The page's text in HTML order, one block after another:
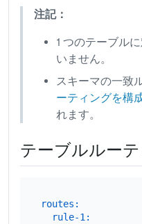
注記：
1 つのテーブル
いません。
スキーマの一致
ーティングを構
れます。
テーブルルー
routes:
rule-1: